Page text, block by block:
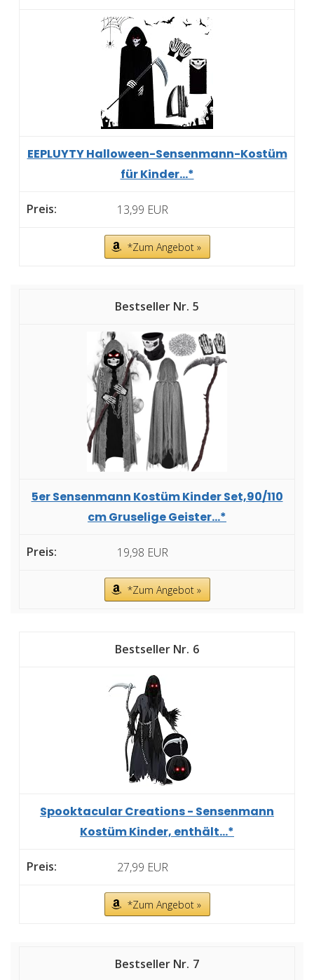
EEPLUYTY Halloween-Sensenmann-Kostüm
für Kinder...*
13,99 EUR
*Zum Angebot »
5
5er Sensenmann Kostüm Kinder Set,90/110
cm Gruselige Geister...*
19,98 EUR
*Zum Angebot »
6
Spooktacular Creations - Sensenmann
Kostüm Kinder, enthält...*
27,99 EUR
*Zum Angebot »
7